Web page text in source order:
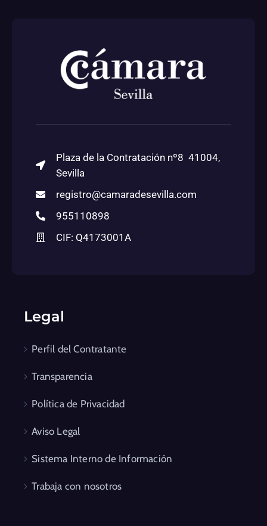
Plaza de la Contratación nº8 41004,
Sevilla
registro@camaradesevilla.com
955110898
CIF: Q4173001A
Legal
Perfil del Contratante
Transparencia
Política de Privacidad
Aviso Legal
Sistema Interno de Información
Trabaja con nosotros